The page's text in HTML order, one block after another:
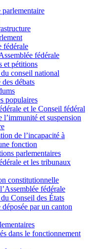
fédérale
fédérale
et pétitions
conseil national
débats
populaires
et le Conseil fédéral
l’immunité et suspension
de l’incapacité à
fonction
parlementaires
et les tribunaux
constitutionnelle
fédérale
Conseil des États
par un canton
dans le fonctionnement